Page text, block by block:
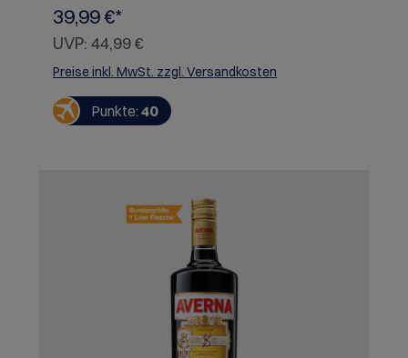
Veilchenwurzel, Kamille, Pfefferbeeren, Holunder,
Schafgarbe und Kümmel gehören, entsteht ein
unvergleichlicher Gin, der von einer stetig
wachsenden Anhängerschaft weltweit sehr
Essenzen aus Damaszener-Rosen und den besten
holländischen Salatgurken verwendet und
Damaszener-Rosen eignet er sich perfekt als
Grundlage für viele Cocktails, aber besonders für
die moderne Variante des Gin Tonic mit etwas
39,99 €*
UVP: 44,99 €
Preise inkl. MwSt. zzgl. Versandkosten
Punkte: 40